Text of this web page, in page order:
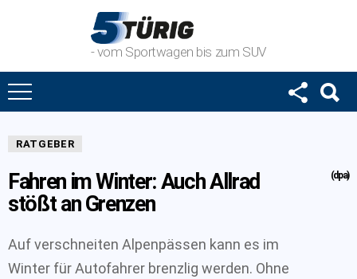
- vom Sportwagen bis zum SUV
RATGEBER
Fahren im Winter: Auch Allrad
stößt an Grenzen
(dpa)
Auf verschneiten Alpenpässen kann es im
Winter für Autofahrer brenzlig werden. Ohne